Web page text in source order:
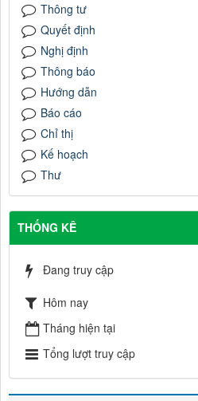
Thông tư
Quyết định
Nghị định
Thông báo
Hướng dẫn
Báo cáo
Chỉ thị
Kế hoạch
Thư
THỐNG KÊ
Đang truy cập
Hôm nay
Tháng hiện tại
Tổng lượt truy cập